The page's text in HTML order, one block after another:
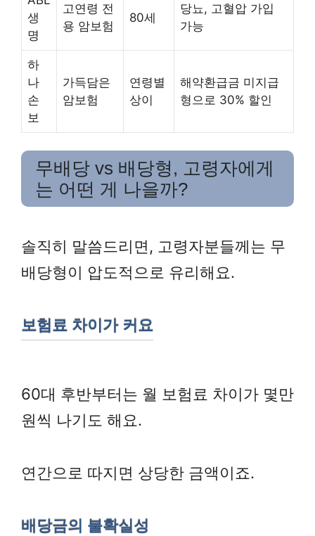
생
명
고연령 전
용 암보험
80세
당뇨, 고혈압 가입
가능
하
나
손
보
가득담은
암보험
연령별
상이
해약환급금 미지급
형으로 30% 할인
무배당 vs 배당형, 고령자에게
는 어떤 게 나을까?
솔직히 말씀드리면, 고령자분들께는 무
배당형이 압도적으로 유리해요.
보험료 차이가 커요
60대 후반부터는 월 보험료 차이가 몇만
원씩 나기도 해요.
연간으로 따지면 상당한 금액이죠.
배당금의 불확실성